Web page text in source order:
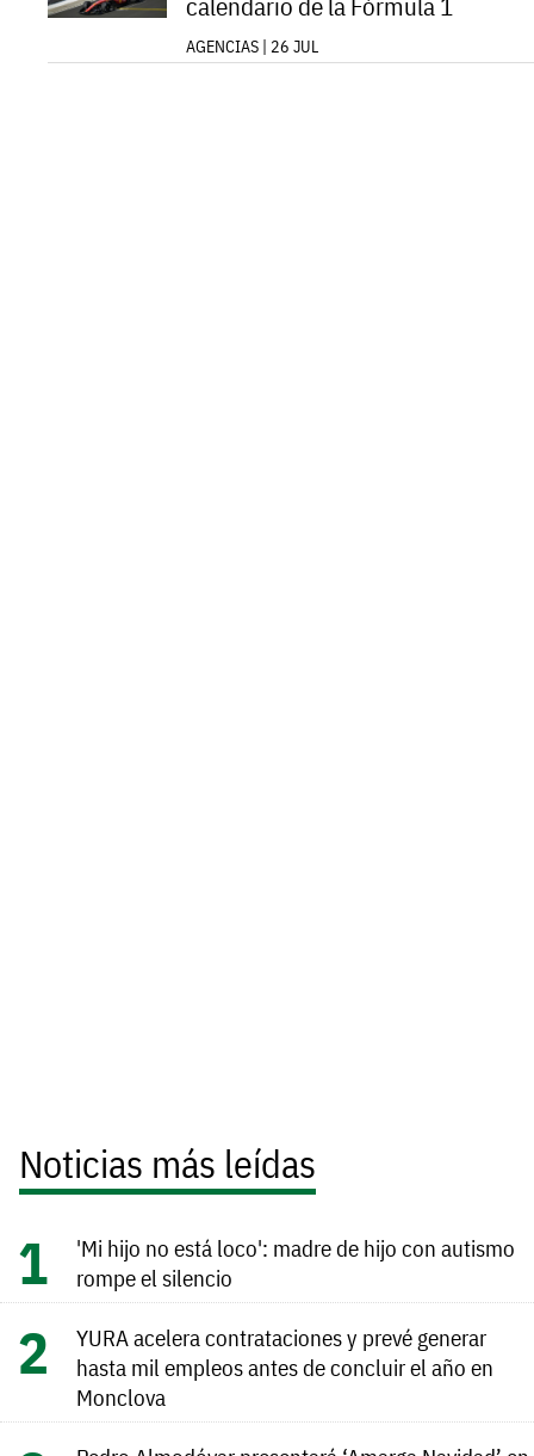
calendario de la Fórmula 1
AGENCIAS | 26 JUL
Noticias más leídas
'Mi hijo no está loco': madre de hijo con autismo
rompe el silencio
YURA acelera contrataciones y prevé generar
hasta mil empleos antes de concluir el año en
Monclova